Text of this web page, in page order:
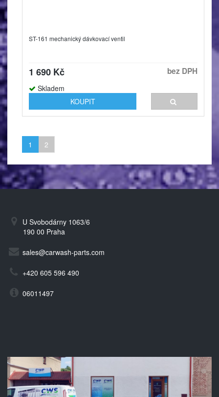
ST-161 mechanický dávkovací ventil
1 690 Kč bez DPH
Skladem
KOUPIT
1 2
U Svobodárny 1063/6
190 00 Praha
sales@carwash-parts.com
+420 605 596 490
06011497